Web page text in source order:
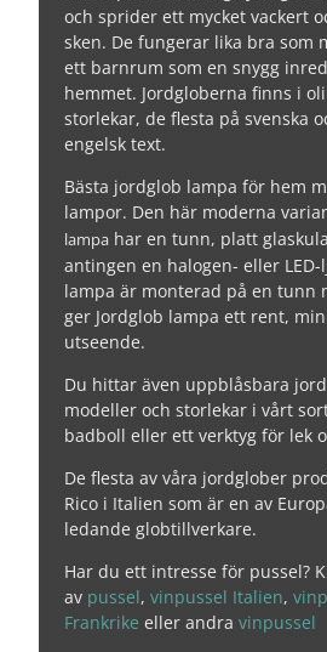
och sprider ett mycket vackert
sken. De fungerar lika bra som
ett barnrum som en snygg
hemmet. Jordgloberna finns i
storlekar, de flesta på svenska
engelsk text.
Bästa jordglob lampa för hem
lampor. Den här moderna
lampa har en tunn, platt
antingen en halogen- eller
lampa är monterad på en tunn
ger Jordglob lampa ett rent,
utseende.
Du hittar även uppblåsbara
modeller och storlekar i vårt
badboll eller ett verktyg för lek
De flesta av våra jordglober
Rico i Italien som är en av
ledande globtillverkare.
Har du ett intresse för pussel?
av pussel,vinpussel Italien,
Frankrike eller andravinpussel